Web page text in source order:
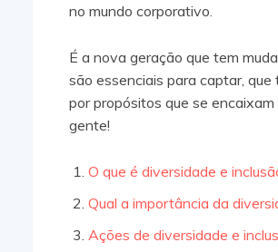
no mundo corporativo.
É a nova geração que tem
são essenciais para captar,
por propósitos que se
gente!
O que é diversidade e
Qual a importância da
Ações de diversidade e